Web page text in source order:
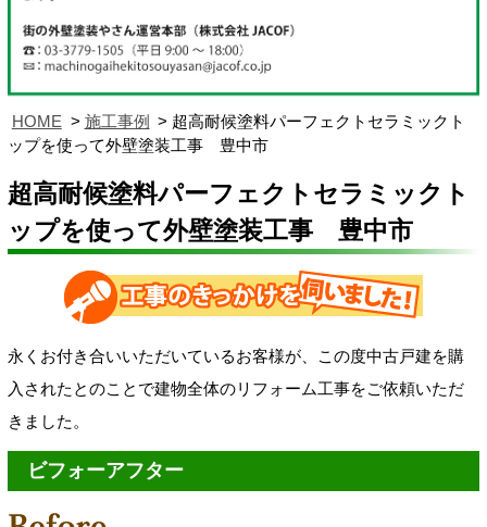
HOME 施工事例
超高耐候塗料パーフェクトセラミックト
ップを使って外壁塗装工事 豊中市
超高耐候塗料パーフェクトセラミックト
ップを使って外壁塗装工事 豊中市
永くお付き合いいただいているお客様が、この度中古戸建を購
入されたとのことで建物全体のリフォーム工事をご依頼いただ
きました。
ビフォーアフター